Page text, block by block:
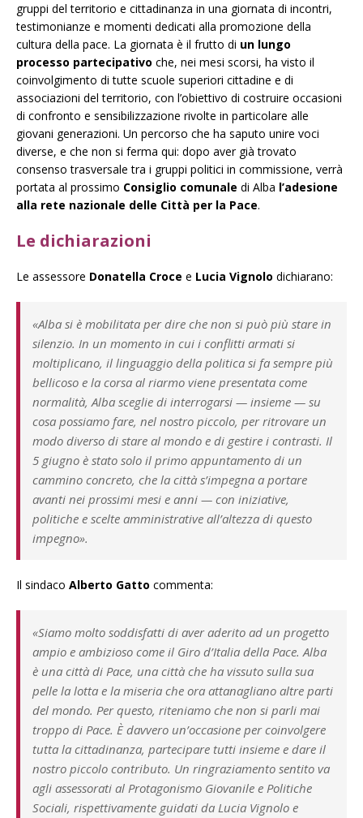
gruppi del territorio e cittadinanza in una giornata di incontri,
testimonianze e momenti dedicati alla promozione della
cultura della pace. La giornata è il frutto di un lungo
processo partecipativo che, nei mesi scorsi, ha visto il
coinvolgimento di tutte scuole superiori cittadine e di
associazioni del territorio, con l’obiettivo di costruire occasioni
di confronto e sensibilizzazione rivolte in particolare alle
giovani generazioni. Un percorso che ha saputo unire voci
diverse, e che non si ferma qui: dopo aver già trovato
consenso trasversale tra i gruppi politici in commissione, verrà
portata al prossimo Consiglio comunale di Alba l’adesione
alla rete nazionale delle Città per la Pace.
Le dichiarazioni
Le assessore Donatella Croce e Lucia Vignolo dichiarano:
«Alba si è mobilitata per dire che non si può più stare in
silenzio. In un momento in cui i conflitti armati si
moltiplicano, il linguaggio della politica si fa sempre più
bellicoso e la corsa al riarmo viene presentata come
normalità, Alba sceglie di interrogarsi — insieme — su
cosa possiamo fare, nel nostro piccolo, per ritrovare un
modo diverso di stare al mondo e di gestire i contrasti. Il
5 giugno è stato solo il primo appuntamento di un
cammino concreto, che la città s’impegna a portare
avanti nei prossimi mesi e anni — con iniziative,
politiche e scelte amministrative all’altezza di questo
impegno».
Il sindaco Alberto Gatto commenta:
«Siamo molto soddisfatti di aver aderito ad un progetto
ampio e ambizioso come il Giro d’Italia della Pace. Alba
è una città di Pace, una città che ha vissuto sulla sua
pelle la lotta e la miseria che ora attanagliano altre parti
del mondo. Per questo, riteniamo che non si parli mai
troppo di Pace. È davvero un’occasione per coinvolgere
tutta la cittadinanza, partecipare tutti insieme e dare il
nostro piccolo contributo. Un ringraziamento sentito va
agli assessorati al Protagonismo Giovanile e Politiche
Sociali, rispettivamente guidati da Lucia Vignolo e